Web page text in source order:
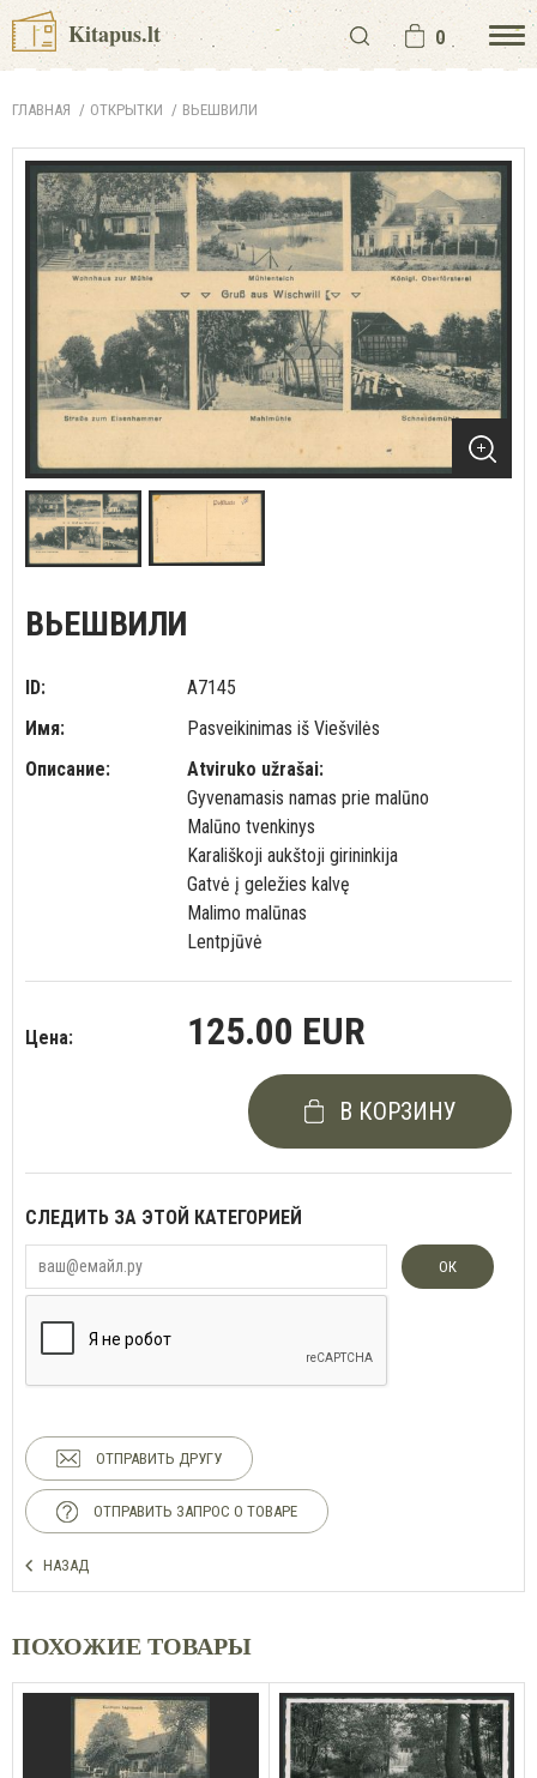
Kitapus.lt 0
ГЛАВНАЯ ОТКРЫТКИ ВЬЕШВИЛИ
ВЬЕШВИЛИ
ID:
A7145
Имя:
Pasveikinimas iš Viešvilės
Описание:
Atviruko užrašai:
Gyvenamasis namas prie malūno
Malūno tvenkinys
Karališkoji aukštoji girininkija
Gatvė į geležies kalvę
Malimo malūnas
Lentpjūvė
Цена: 125.00 EUR
В КОРЗИНУ
СЛЕДИТЬ ЗА ЭТОЙ КАТЕГОРИЕЙ
ОК
ОТПРАВИТЬ ДРУГУ
ОТПРАВИТЬ ЗАПРОС О ТОВАРЕ
НАЗАД
ПОХОЖИЕ ТОВАРЫ